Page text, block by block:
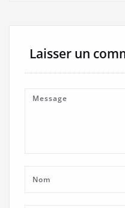
Laisser un